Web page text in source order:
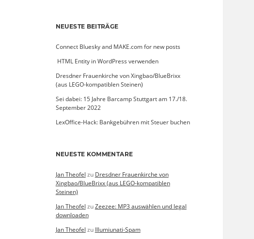
NEUESTE BEITRÄGE
Connect Bluesky and MAKE.com for new posts
­ HTML Entity in WordPress verwenden
Dresdner Frauenkirche von Xingbao/BlueBrixx
(aus LEGO-kompatiblen Steinen)
Sei dabei: 15 Jahre Barcamp Stuttgart am 17./18.
September 2022
LexOffice-Hack: Bankgebühren mit Steuer buchen
NEUESTE KOMMENTARE
Jan Theofel zu Dresdner Frauenkirche von
Xingbao/BlueBrixx (aus LEGO-kompatiblen
Steinen)
Jan Theofel zuZeezee: MP3 auswählen und legal
downloaden
Jan Theofel zu Illumiunati-Spam